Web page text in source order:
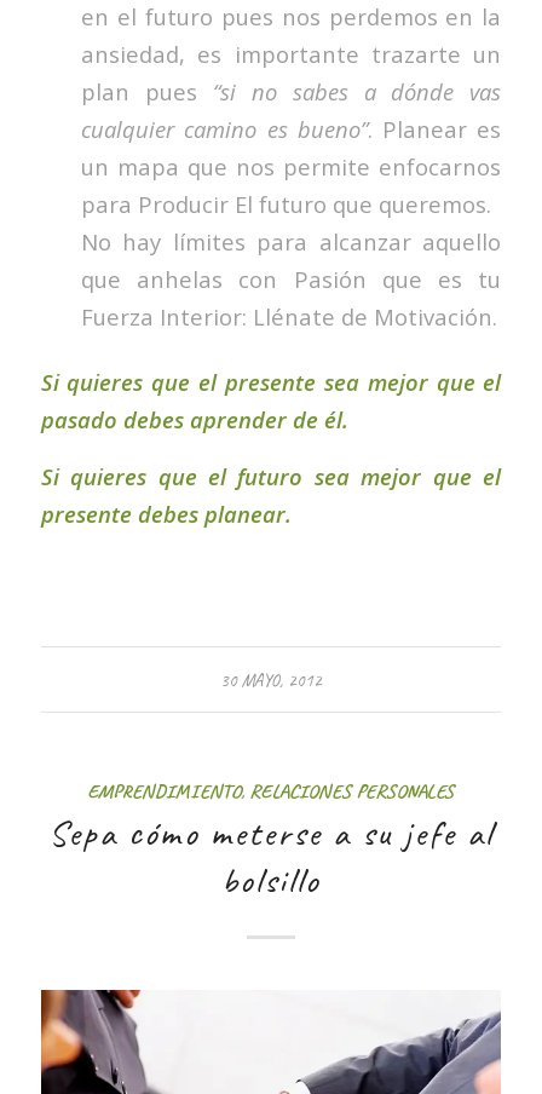
en el futuro pues nos perdemos en la
ansiedad, es importante trazarte un
plan pues “si no sabes a dónde vas
cualquier camino es bueno”. Planear es
un mapa que nos permite enfocarnos
para Producir El futuro que queremos.
No hay límites para alcanzar aquello
que anhelas con Pasión que es tu
Fuerza Interior: Llénate de Motivación.
Si quieres que el presente sea mejor que el
pasado debes aprender de él.
Si quieres que el futuro sea mejor que el
presente debes planear.
30 MAYO, 2012
EMPRENDIMIENTO, RELACIONES PERSONALES
Sepa cómo meterse a su jefe al
bolsillo